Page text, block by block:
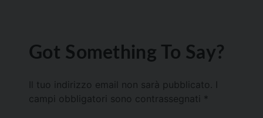
Got Something To Say?
Il tuo indirizzo email non sarà pubblicato.
campi obbligatori sono contrassegnati *